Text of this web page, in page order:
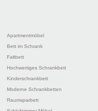
Apartmentmöbel
Bett im Schrank
Faltbett
Hochwertiges Schrankbett
Kinderschrankbett
Moderne Schrankbetten
Raumsparbett